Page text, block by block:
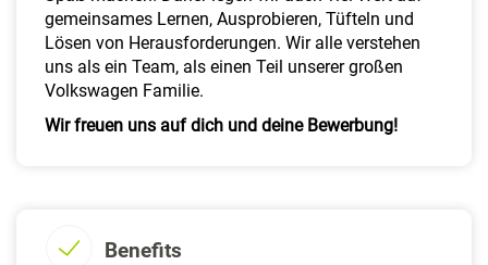
gemeinsames Lernen, Ausprobieren, Tüfteln und
Lösen von Herausforderungen. Wir alle verstehen
uns als ein Team, als einen Teil unserer großen
Volkswagen Familie.
Wir freuen uns auf dich und deine Bewerbung!
Benefits